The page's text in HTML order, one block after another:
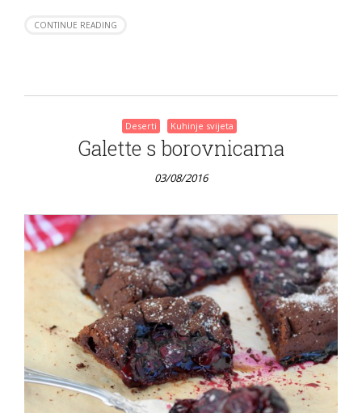
CONTINUE READING
Deserti Kuhinje svijeta
Galette s borovnicama
03/08/2016